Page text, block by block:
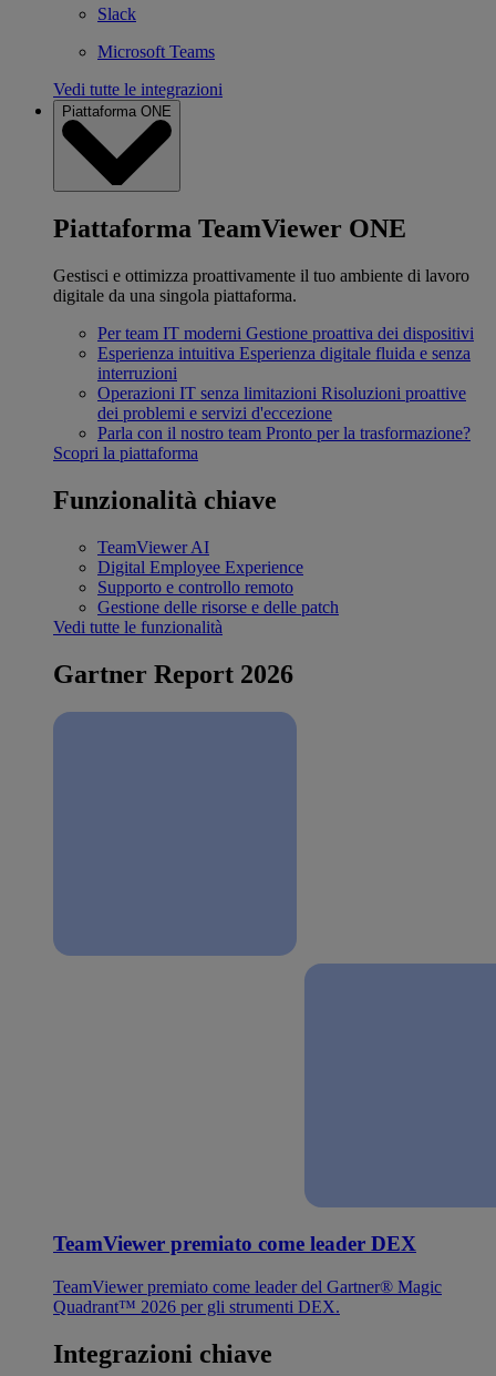
Slack
Microsoft Teams
Vedi tutte le integrazioni
Piattaforma ONE
Piattaforma TeamViewer ONE
Gestisci e ottimizza proattivamente il tuo ambiente di lavoro
digitale da una singola piattaforma.
Per team IT moderni Gestione proattiva dei dispositivi
Esperienza intuitiva Esperienza digitale fluida e senza
interruzioni
Operazioni IT senza limitazioni Risoluzioni proattive
dei problemi e servizi d'eccezione
Parla con il nostro team Pronto per la trasformazione?
Scopri la piattaforma
Funzionalità chiave
TeamViewer AI
Digital Employee Experience
Supporto e controllo remoto
Gestione delle risorse e delle patch
Vedi tutte le funzionalità
Gartner Report 2026
TeamViewer premiato come leader DEX
TeamViewer premiato come leader del Gartner® Magic
Quadrant™ 2026 per gli strumenti DEX.
Integrazioni chiave